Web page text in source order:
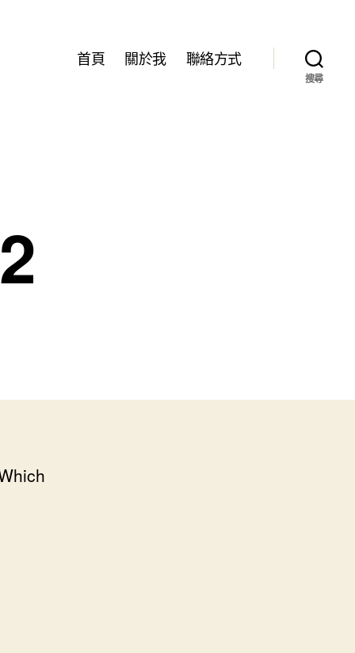
首頁 關於我 聯絡方式
搜尋